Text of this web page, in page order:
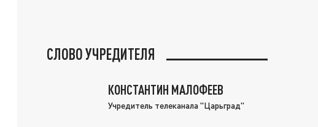
СЛОВО УЧРЕДИТЕЛЯ
КОНСТАНТИН МАЛОФЕЕВ
Учредитель телеканала "Царьград"